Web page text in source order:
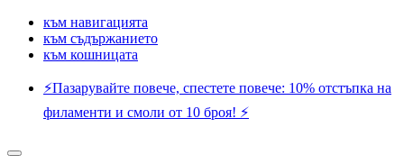
към навигацията
към съдържанието
към кошницата
⚡️Пазарувайте повече, спестете повече: 10% отстъпка на
филаменти и смоли от 10 броя! ⚡️